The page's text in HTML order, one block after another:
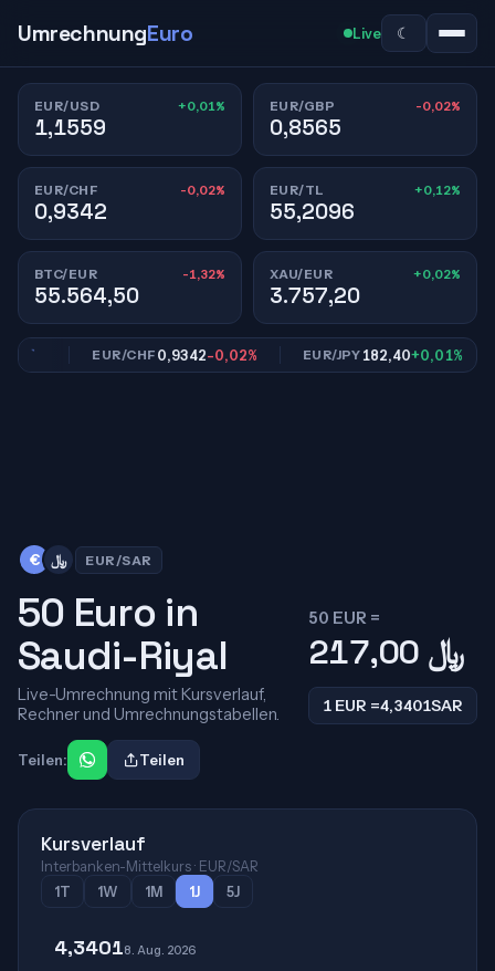
UmrechnungEuro Live ☾
EUR/USD +0,01%
1,1559
EUR/GBP -0,02%
0,8565
EUR/CHF -0,02%
0,9342
EUR/TL +0,12%
55,2096
BTC/EUR -1,32%
55.564,50
XAU/EUR +0,02%
3.757,20
EUR/CHF0,9342-0,02% EUR/JPY182,40+0,01%
€ ﷼ EUR/SAR
50 Euro in
Saudi-Riyal
Live-Umrechnung mit Kursverlauf,
Rechner und Umrechnungstabellen.
50 EUR =
217,00 ﷼
1 EUR =4,3401SAR
Teilen: Teilen
Kursverlauf
Interbanken-Mittelkurs · EUR/SAR
1T
1W 1M 1J 5J
4,34018. Aug. 2026